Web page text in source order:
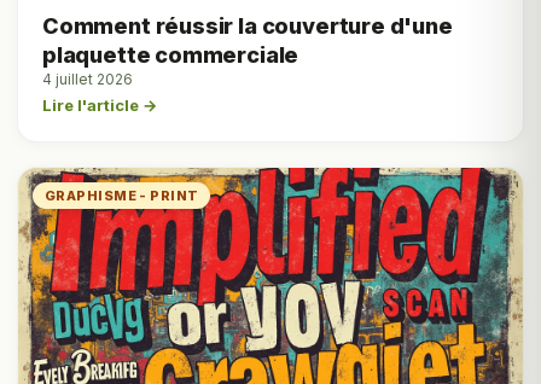
Comment réussir la couverture d'une
plaquette commerciale
4 juillet 2026
Lire l'article →
GRAPHISME - PRINT